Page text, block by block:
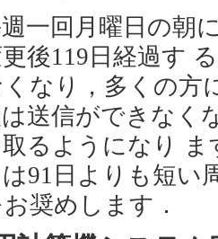
一回月曜日の朝
後119日経過す
なり，多くの方
送信ができなく
るようになり
91日よりも短い
奨めします．